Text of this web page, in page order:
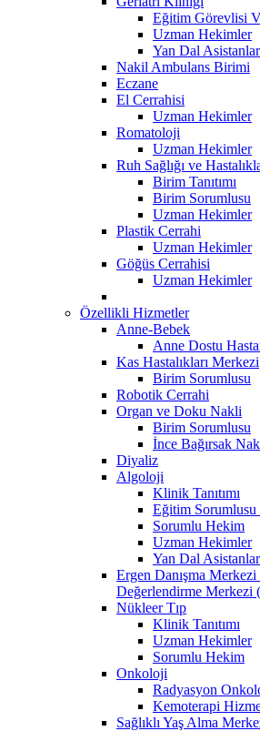
Eğitim Görevlisi
Uzman Hekimler
Yan Dal
Nakil Ambulans Birimi
Eczane
El Cerrahisi
Uzman Hekimler
Romatoloji
Uzman Hekimler
Ruh Sağlığı ve
Birim Tanıtımı
Birim Sorumlusu
Uzman Hekimler
Plastik Cerrahi
Uzman Hekimler
Göğüs Cerrahisi
Uzman Hekimler
Özellikli Hizmetler
Anne-Bebek
Anne Dostu
Kas Hastalıkları Merkezi
Birim Sorumlusu
Robotik Cerrahi
Organ ve Doku Nakli
Birim Sorumlusu
İnce Bağırsak
Diyaliz
Algoloji
Klinik Tanıtımı
Eğitim Sorumlusu
Sorumlu Hekim
Uzman Hekimler
Yan Dal
Ergen Danışma
Değerlendirme Merkezi
Nükleer Tıp
Klinik Tanıtımı
Uzman Hekimler
Sorumlu Hekim
Onkoloji
Radyasyon
Kemoterapi
Sağlıklı Yaş Alma